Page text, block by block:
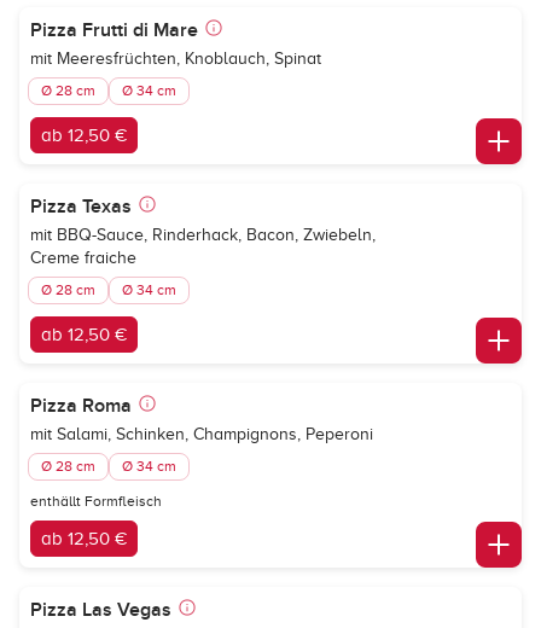
Pizza Frutti di Mare
mit Meeresfrüchten, Knoblauch, Spinat
Ø 28 cm Ø 34 cm
ab 12,50 €
Pizza Texas
mit BBQ-Sauce, Rinderhack, Bacon, Zwiebeln,
Creme fraiche
Ø 28 cm Ø 34 cm
ab 12,50 €
Pizza Roma
mit Salami, Schinken, Champignons, Peperoni
Ø 28 cm Ø 34 cm
enthällt Formfleisch
ab 12,50 €
Pizza Las Vegas